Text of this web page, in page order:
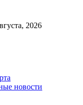
2026
новости